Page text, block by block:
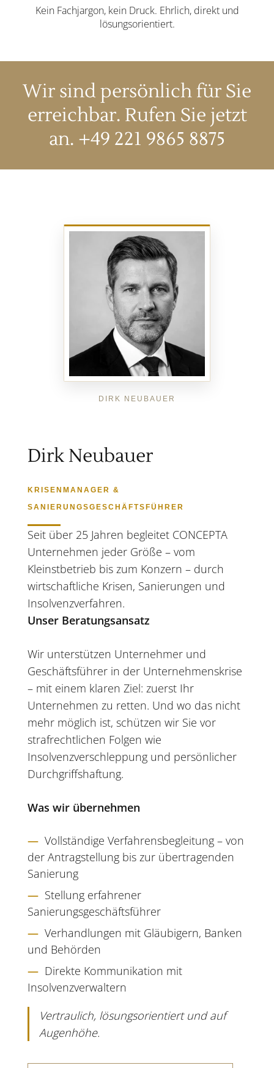
Kein Fachjargon, kein Druck. Ehrlich, direkt und
lösungsorientiert.
Wir sind persönlich für Sie
erreichbar. Rufen Sie jetzt
an. +49 221 9865 8875
Dirk Neubauer
KRISENMANAGER &
SANIERUNGSGESCHÄFTSFÜHRER
Seit über 25 Jahren begleitet CONCEPTA
Unternehmen jeder Größe – vom
Kleinstbetrieb bis zum Konzern – durch
wirtschaftliche Krisen, Sanierungen und
Insolvenzverfahren.
Unser Beratungsansatz
Wir unterstützen Unternehmer und
Geschäftsführer in der Unternehmenskrise
– mit einem klaren Ziel: zuerst Ihr
Unternehmen zu retten. Und wo das nicht
mehr möglich ist, schützen wir Sie vor
strafrechtlichen Folgen wie
Insolvenzverschleppung und persönlicher
Durchgriffshaftung.
Was wir übernehmen
— Vollständige Verfahrensbegleitung – von
der Antragstellung bis zur übertragenden
Sanierung
— Stellung erfahrener
Sanierungsgeschäftsführer
— Verhandlungen mit Gläubigern, Banken
und Behörden
— Direkte Kommunikation mit
Insolvenzverwaltern
Vertraulich, lösungsorientiert und auf
Augenhöhe.